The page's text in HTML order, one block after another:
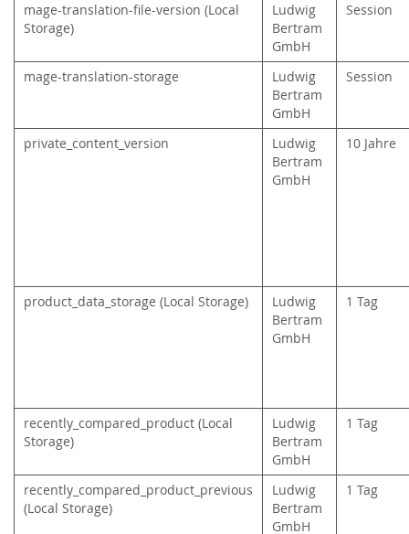
mage-translation-file-version (Local
Storage)
Ludwig
Bertram
GmbH
Session
mage-translation-storage
Ludwig
Bertram
GmbH
Session
private_content_version
Ludwig
Bertram
GmbH
10 Jahre
product_data_storage (Local Storage)
Ludwig
Bertram
GmbH
1 Tag
recently_compared_product (Local
Storage)
Ludwig
Bertram
GmbH
1 Tag
recently_compared_product_previous
(Local Storage)
Ludwig
Bertram
GmbH
1 Tag